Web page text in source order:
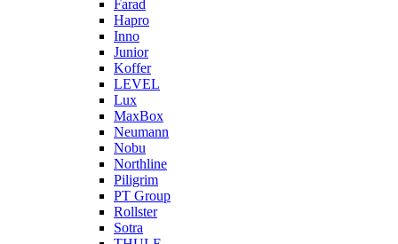
Farad
Hapro
Inno
Junior
Koffer
LEVEL
Lux
MaxBox
Neumann
Nobu
Northline
Piligrim
PT Group
Rollster
Sotra